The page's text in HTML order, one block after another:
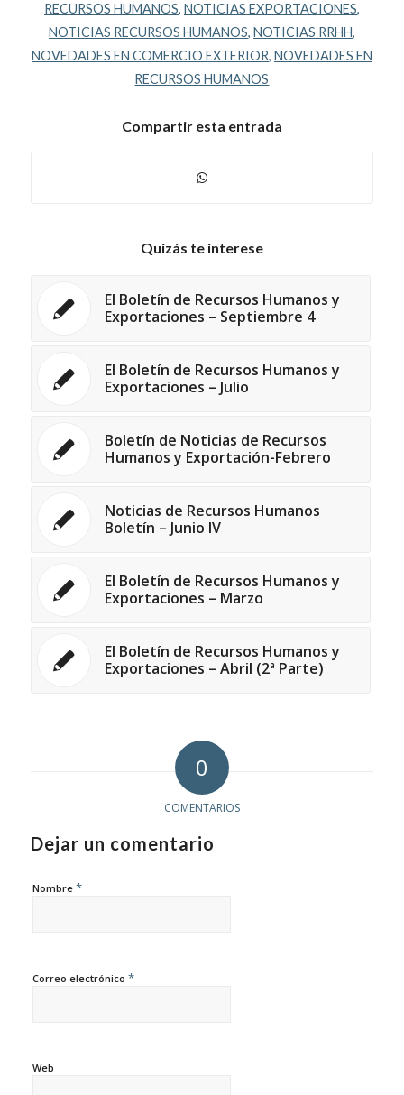
RECURSOS HUMANOS, NOTICIAS EXPORTACIONES,
NOTICIAS RECURSOS HUMANOS, NOTICIAS RRHH,
NOVEDADES EN COMERCIO EXTERIOR, NOVEDADES EN
RECURSOS HUMANOS
Compartir esta entrada
Quizás te interese
El Boletín de Recursos Humanos y
Exportaciones – Septiembre 4
El Boletín de Recursos Humanos y
Exportaciones – Julio
Boletín de Noticias de Recursos
Humanos y Exportación-Febrero
Noticias de Recursos Humanos
Boletín – Junio IV
El Boletín de Recursos Humanos y
Exportaciones – Marzo
El Boletín de Recursos Humanos y
Exportaciones – Abril (2ª Parte)
0
COMENTARIOS
Dejar un comentario
Nombre *
Correo electrónico *
Web